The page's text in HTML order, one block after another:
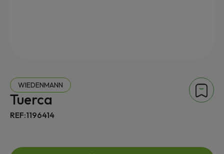
WIEDENMANN
Tuerca
REF:1196414